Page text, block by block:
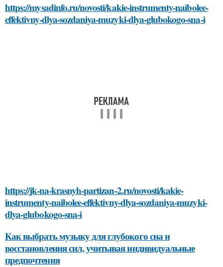
https://mysadinfo.ru/novosti/kakie-instrumenty-naibolee-
effektivny-dlya-sozdaniya-muzyki-dlya-glubokogo-sna-i
https://jk-na-krasnyh-partizan-2.ru/novosti/kakie-
instrumenty-naibolee-effektivny-dlya-sozdaniya-muzyki-
dlya-glubokogo-sna-i
Как выбрать музыку для глубокого сна и
восстановления сил, учитывая индивидуальные
предпочтения